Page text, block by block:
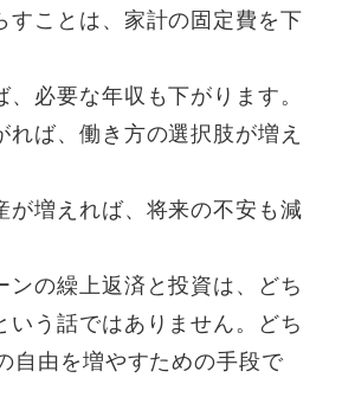
すことは、家計の固定費を下
必要な年収も下がります。
れば、働き方の選択肢が増え
が増えれば、将来の不安も減
ンの繰上返済と投資は、どち
いう話ではありません。どち
自由を増やすための手段で